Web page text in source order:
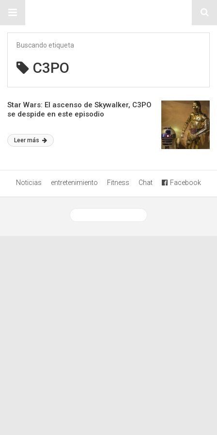
Buscando etiqueta
C3PO
Star Wars: El ascenso de Skywalker, C3PO
se despide en este episodio
Leer más
Noticias entretenimiento Fitness Chat Facebook